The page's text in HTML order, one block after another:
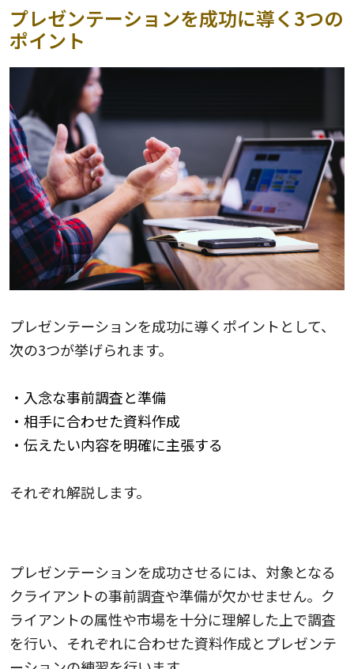
プレゼンテーションを成功に導く3つの
ポイント
プレゼンテーションを成功に導くポイントとして、
次の3つが挙げられます。
・入念な事前調査と準備
・相手に合わせた資料作成
・伝えたい内容を明確に主張する
それぞれ解説します。
プレゼンテーションを成功させるには、対象となる
クライアントの事前調査や準備が欠かせません。ク
ライアントの属性や市場を十分に理解した上で調査
を行い、それぞれに合わせた資料作成とプレゼンテ